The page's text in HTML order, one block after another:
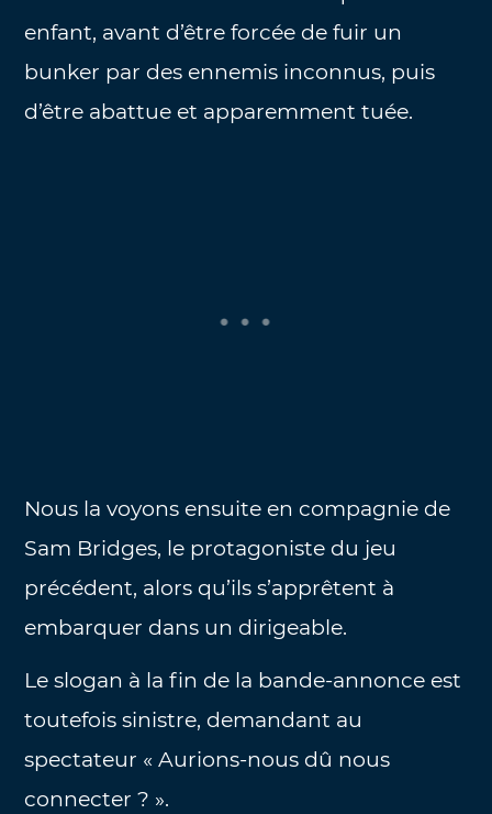
enfant, avant d’être forcée de fuir un
bunker par des ennemis inconnus, puis
d’être abattue et apparemment tuée.
Nous la voyons ensuite en compagnie de
Sam Bridges, le protagoniste du jeu
précédent, alors qu’ils s’apprêtent à
embarquer dans un dirigeable.
Le slogan à la fin de la bande-annonce est
toutefois sinistre, demandant au
spectateur « Aurions-nous dû nous
connecter ? ».